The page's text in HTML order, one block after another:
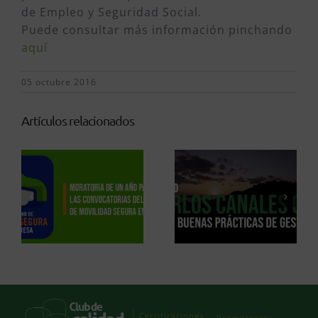
de Empleo y Seguridad Social.
Puede consultar más información pinchando
aquí
05 octubre 2016
Artículos relacionados
Certificaciones